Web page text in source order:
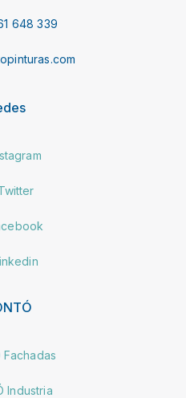
648 339
Fachadas
Industria